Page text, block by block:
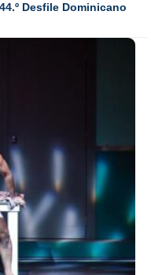
Desfile Dominicano